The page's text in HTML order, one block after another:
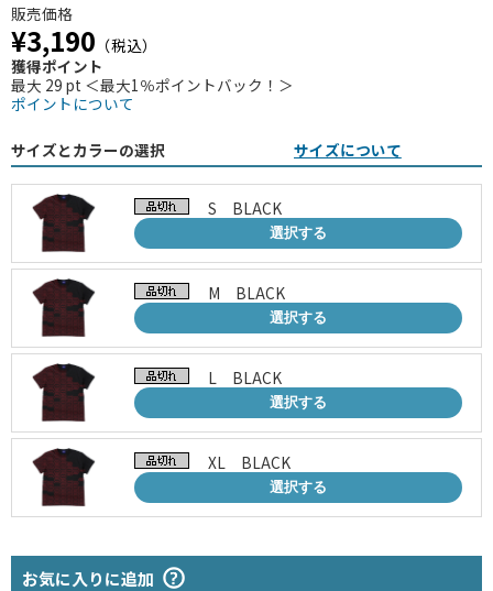
販売価格
¥3,190 （税込）
獲得ポイント
最大 29 pt ＜最大1％ポイントバック！＞
ポイントについて
サイズとカラーの選択 サイズについて
S BLACK
選択する
M BLACK
選択する
L BLACK
選択する
XL BLACK
選択する
お気に入りに追加